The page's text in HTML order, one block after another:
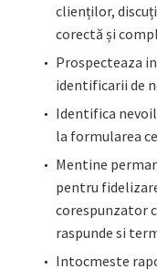
clienților,
corectă și
Prospecteaza
identificarii de
Identifica
la formularea
Mentine
pentru
corespunzator
raspunde si
Intocmeste